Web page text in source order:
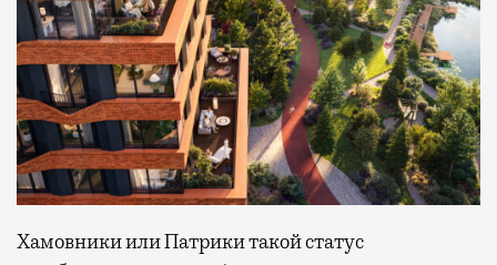
Хамовники или Патрики такой статус